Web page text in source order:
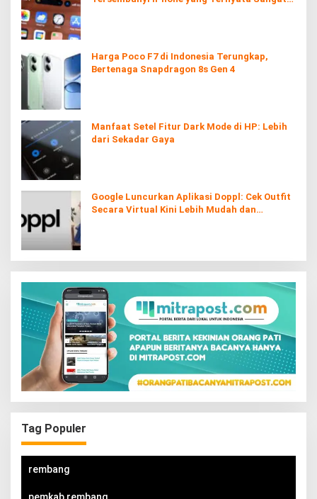
Harga Poco F7 di Indonesia Terungkap,
Bertenaga Snapdragon 8s Gen 4
Manfaat Setel Fitur Dark Mode di HP: Lebih
dari Sekadar Gaya
Google Luncurkan Aplikasi Doppl: Cek Outfit
Secara Virtual Kini Lebih Mudah dan
Tag Populer
rembang